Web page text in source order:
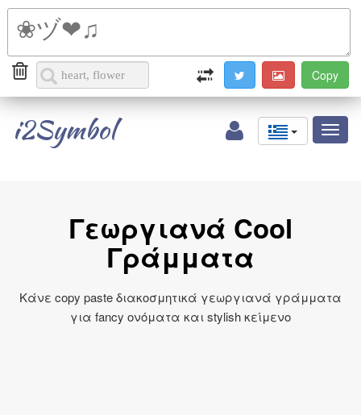
i2Symbol
Γεωργιανά Cool
Γράμματα
Κάνε copy paste διακοσμητικά γεωργιανά γράμματα
για fancy ονόματα και stylish κείμενο